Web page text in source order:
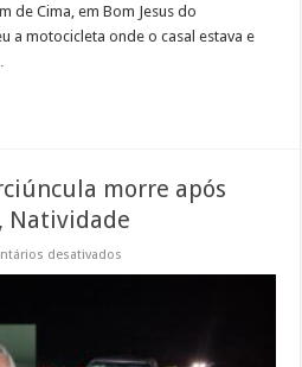
de Cima, em Bom Jesus do
a motocicleta onde o casal estava e
morre após
Natividade
desativados
acidente